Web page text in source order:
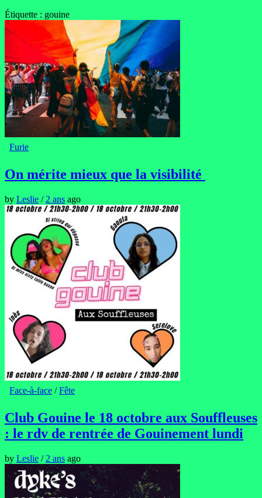
Étiquette : gouine
Furie
On mérite mieux que la visibilité
by Leslie / 2 ans ago
Face-à-face /Fête
Club Gouine le 18 octobre aux Souffleuses
: le rdv de rentrée de Gouinement lundi
by Leslie / 2 ans ago